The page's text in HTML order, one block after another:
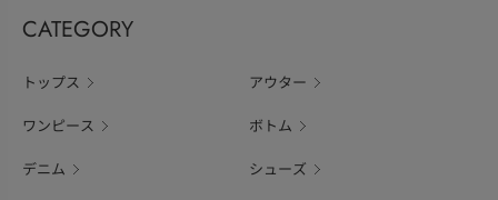
CATEGORY
トップス アウター
ワンピース ボトム
デニム シューズ